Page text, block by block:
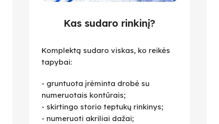
Kas sudaro rinkinį?
Komplektą sudaro viskas, ko reikės
tapybai:
- gruntuota įrėminta drobė su
numeruotais kontūrais;
- skirtingo storio teptukų rinkinys;
- numeruoti akriliai dažai;